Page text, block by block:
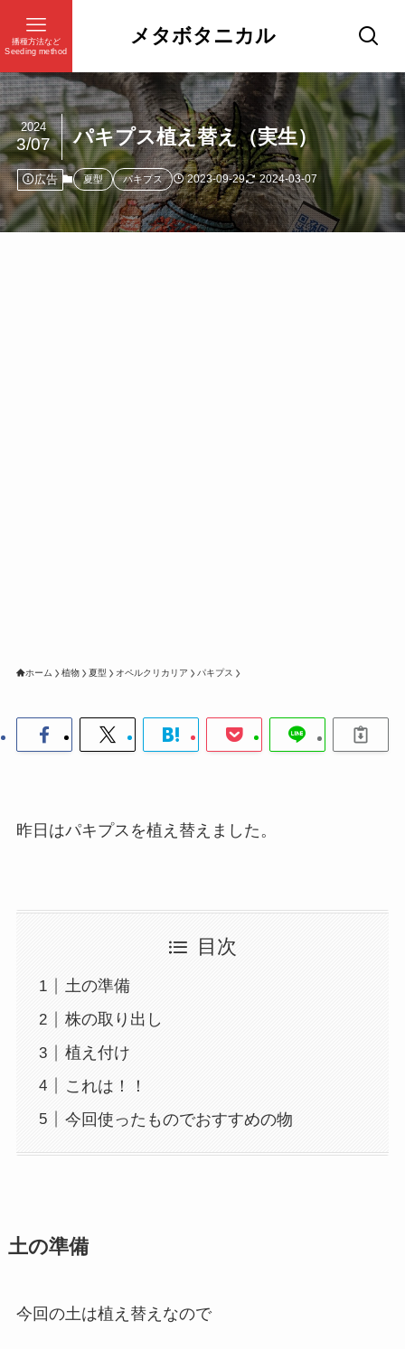
メタボタニカル
播種方法など
Seeding method
パキプス植え替え（実生）
2024
3/07
広告 夏型 パキプス 2023-09-29 2024-03-07
ホーム 植物 夏型 オペルクリカリア パキプス
昨日はパキプスを植え替えました。
目次
土の準備
株の取り出し
植え付け
これは！！
今回使ったものでおすすめの物
土の準備
今回の土は植え替えなので